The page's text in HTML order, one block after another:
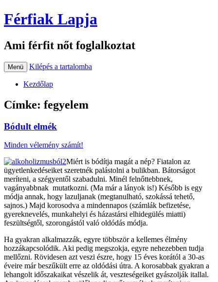
Férfiak Lapja
Ami férfit nőt foglalkoztat
Menü Kilépés a tartalomba
Kezdőlap
Címke: fegyelem
Bódult elmék
Minden vélemény számít!
Miért is bódítja magát a nép? Fiatalon az
ügyetlenkedéseiket szeretnék palástolni a bulikban. Bátorságot
meríteni, a szégyentől szabadulni. Minél felnőttebbnek,
vagányabbnak mutatkozni. (Ma már a lányok is!) Később is egy
módja annak, hogy lazuljanak (megtanulható, szokássá tehető,
sajnos.) Majd korosodva a mindennapos (számlák befizetése,
gyereknevelés, munkahelyi és házastársi elhidegülés miatti)
feszültségtől, szorongástól való oldódás módja.
Ha gyakran alkalmazzák, egyre többször a kellemes élmény
hozzákapcsolódik. Aki pedig megszokja, egyre nehezebben tudja
mellőzni. Rövidesen azt veszi észre, hogy 15 éves korától a 30-as
éveire már beszűkült erre az oldódási útra. A korosabbak gyakran a
lehangolt időszakaikat vészelik át, veszteségeiket gyászolják itallal.